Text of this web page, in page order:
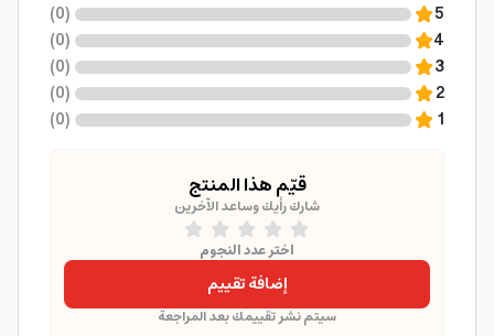
5
(
0
)
4
(
0
)
3
(
0
)
2
(
0
)
1
(
0
)
قيّم هذا المنتج
شارك رأيك وساعد الآخرين
اختر عدد النجوم
إضافة تقييم
سيتم نشر تقييمك بعد المراجعة